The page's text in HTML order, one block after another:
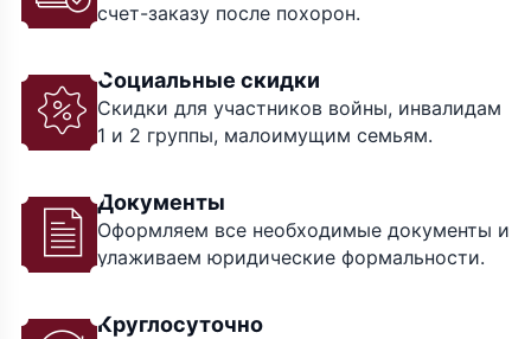
счет-заказу после похорон.
Социальные скидки
Скидки для участников войны, инвалидам
1 и 2 группы, малоимущим семьям.
Документы
Оформляем все необходимые документы и
улаживаем юридические формальности.
Круглосуточно